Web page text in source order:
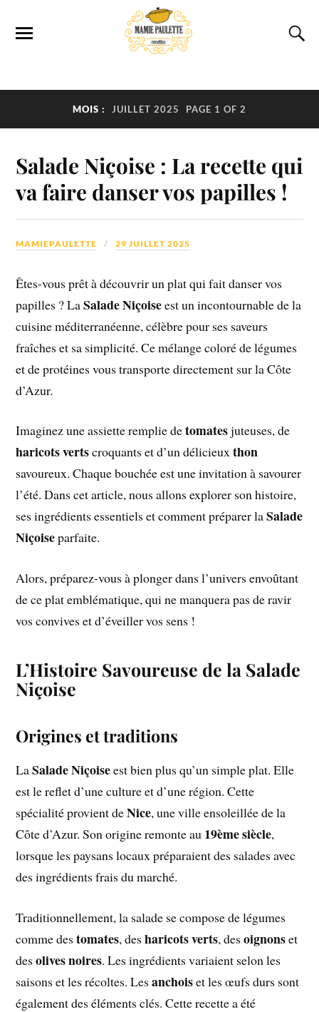
MOIS : JUILLET 2025 PAGE 1 OF 2
Salade Niçoise : La recette qui
va faire danser vos papilles !
MAMIEPAULETTE 29 JUILLET 2025
Êtes-vous prêt à découvrir un plat qui fait danser vos
papilles ? LaSalade Niçoiseest un incontournable de la
cuisine méditerranéenne, célèbre pour ses saveurs
fraîches et sa simplicité. Ce mélange coloré de légumes
et de protéines vous transporte directement sur la Côte
d’Azur.
Imaginez une assiette remplie detomatesjuteuses, de
haricots vertscroquants et d’un délicieuxthon
savoureux. Chaque bouchée est une invitation à savourer
l’été. Dans cet article, nous allons explorer son histoire,
ses ingrédients essentiels et comment préparer laSalade
Niçoiseparfaite.
Alors, préparez-vous à plonger dans l’univers envoûtant
de ce plat emblématique, qui ne manquera pas de ravir
vos convives et d’éveiller vos sens !
L’Histoire Savoureuse de la Salade
Niçoise
Origines et traditions
LaSalade Niçoiseest bien plus qu’un simple plat. Elle
est le reflet d’une culture et d’une région. Cette
spécialité provient deNice, une ville ensoleillée de la
Côte d’Azur. Son origine remonte au 19ème siècle,
lorsque les paysans locaux préparaient des salades avec
des ingrédients frais du marché.
Traditionnellement, la salade se compose de légumes
comme destomates, desharicots verts, desoignonset
desolives noires. Les ingrédients variaient selon les
saisons et les récoltes. Lesanchoiset les œufs durs sont
également des éléments clés. Cette recette a été